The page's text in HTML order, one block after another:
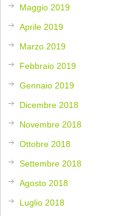
Maggio 2019
Aprile 2019
Marzo 2019
Febbraio 2019
Gennaio 2019
Dicembre 2018
Novembre 2018
Ottobre 2018
Settembre 2018
Agosto 2018
Luglio 2018